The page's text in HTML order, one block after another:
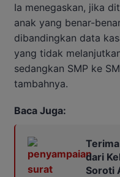
Ia menegaskan, jika
anak yang benar-
dibandingkan data
yang tidak
sedangkan SMP ke
tambahnya.
Baca Juga:
dari
Soroti